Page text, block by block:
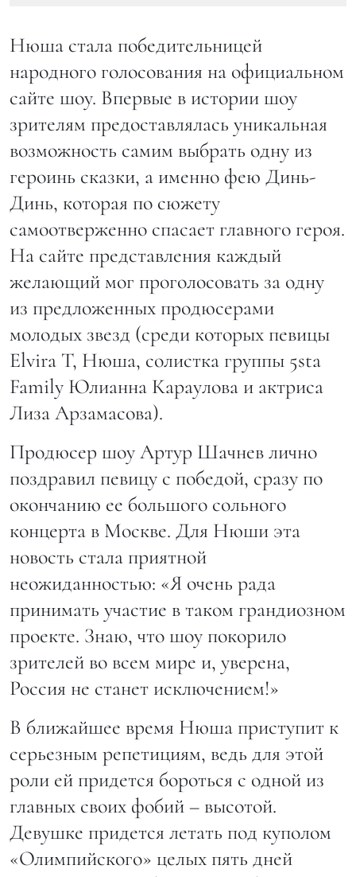
Нюша стала победительницей
народного голосования на официальном
сайте шоу. Впервые в истории шоу
зрителям предоставлялась уникальная
возможность самим выбрать одну из
героинь сказки, а именно фею Динь-
Динь, которая по сюжету
самоотверженно спасает главного героя.
На сайте представления каждый
желающий мог проголосовать за одну
из предложенных продюсерами
молодых звезд (среди которых певицы
Elvira Т, Нюша, солистка группы 5sta
Family Юлианна Караулова и актриса
Лиза Арзамасова).
Продюсер шоу Артур Шачнев лично
поздравил певицу с победой, сразу по
окончанию ее большого сольного
концерта в Москве. Для Нюши эта
новость стала приятной
неожиданностью: «Я очень рада
принимать участие в таком грандиозном
проекте. Знаю, что шоу покорило
зрителей во всем мире и, уверена,
Россия не станет исключением!»
В ближайшее время Нюша приступит к
серьезным репетициям, ведь для этой
роли ей придется бороться с одной из
главных своих фобий – высотой.
Девушке придется летать под куполом
«Олимпийского» целых пять дней